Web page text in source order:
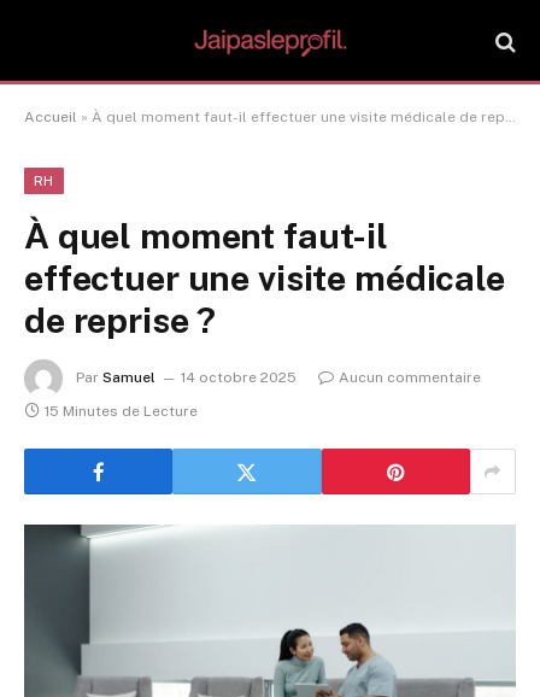
Accueil » À quel moment faut-il effectuer une visite médicale de reprise ?
RH
À quel moment faut-il
effectuer une visite médicale
de reprise ?
Par Samuel 14 octobre 2025
Aucun commentaire
15 Minutes de Lecture